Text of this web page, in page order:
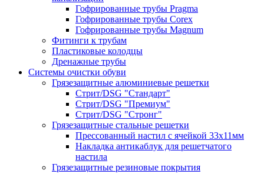
Гофрированные трубы Pragma
Гофрированные трубы Corex
Гофрированные трубы Magnum
Фитинги к трубам
Пластиковые колодцы
Дренажные трубы
Системы очистки обуви
Грязезащитные алюминиевые решетки
Стрит/DSG "Стандарт"
Стрит/DSG "Премиум"
Стрит/DSG "Стронг"
Грязезащитные стальные решетки
Прессованный настил с ячейкой 33х11мм
Накладка антикаблук для решетчатого
настила
Грязезащитные резиновые покрытия